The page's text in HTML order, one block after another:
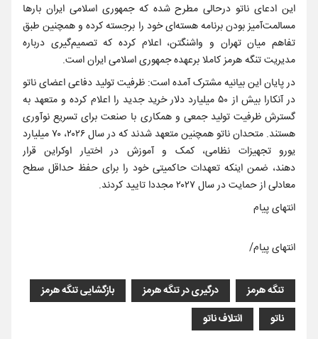
این ادعای ناتو درحالی مطرح شده که جمهوری اسلامی ایران بارها
مسالمت‌آمیز بودن برنامه هسته‌ای خود را برجسته کرده و همچنین طبق
تفاهم میان تهران و واشنگتن، اعلام کرده که تصمیم‌گیری درباره
مدیریت تنگه هرمز کاملا برعهده جمهوری اسلامی ایران است.
در پایان این بیانیه مشترک آمده است: ظرفیت تولید دفاعی اعضای ناتو
در آنکارا بیش از ۵۰ میلیارد دلار خرید جدید را اعلام کرده و متعهد به
گسترش ظرفیت تولید جمعی و همکاری با صنعت برای تسریع نوآوری
هستند. متحدان ناتو همچنین متعهد شدند که در سال ۲۰۲۶، ۷۰ میلیارد
یورو تجهیزات نظامی، کمک و آموزش در اختیار اوکراین قرار
دهند، ضمن اینکه تعهدات حاکمیتی خود را برای حفظ حداقل سطح
معادلی از حمایت در سال ۲۰۲۷ مجددا تایید کردند.
انتهای پیام
انتهای پیام/
تنگه هرمز درگیری در تنگه هرمز
بازگشایی تنگه هرمز
ناتو
ائتلاف ناتو